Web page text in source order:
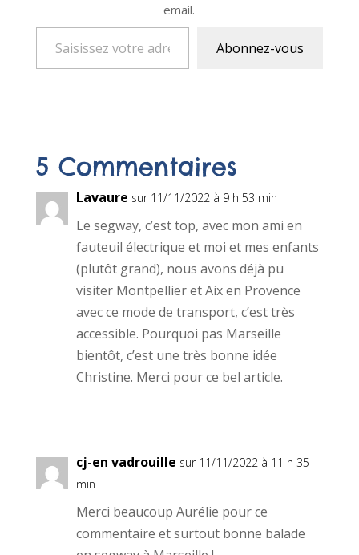
email.
Saisissez votre adresse e-mail…
Abonnez-vous
5 Commentaires
Lavaure sur 11/11/2022 à 9 h 53 min
Le segway, c’est top, avec mon ami en
fauteuil électrique et moi et mes enfants
(plutôt grand), nous avons déjà pu
visiter Montpellier et Aix en Provence
avec ce mode de transport, c’est très
accessible. Pourquoi pas Marseille
bientôt, c’est une très bonne idée
Christine. Merci pour ce bel article.
cj-en vadrouille sur 11/11/2022 à 11 h 35
min
Merci beaucoup Aurélie pour ce
commentaire et surtout bonne balade